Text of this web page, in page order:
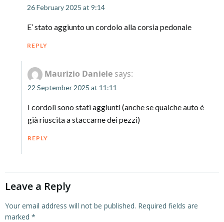
26 February 2025 at 9:14
E’ stato aggiunto un cordolo alla corsia pedonale
REPLY
Maurizio Daniele says:
22 September 2025 at 11:11
I cordoli sono stati aggiunti (anche se qualche auto è
già riuscita a staccarne dei pezzi)
REPLY
Leave a Reply
Your email address will not be published. Required fields are
marked *